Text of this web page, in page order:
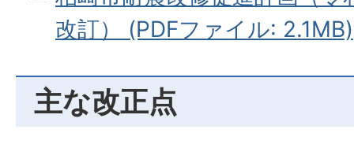
改訂） (PDFファイル: 2.1MB)
主な改正点